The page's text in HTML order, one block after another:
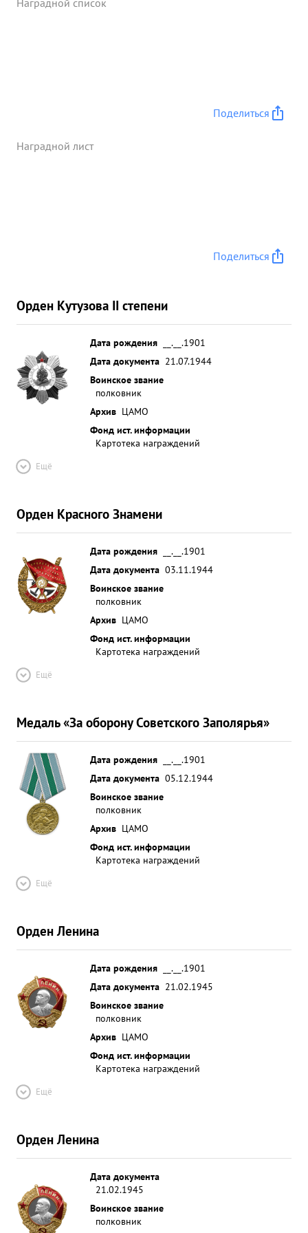
быстрейнее выполнение поставленных задач.
Наградной список
Поделиться
Наградной лист
Поделиться
Орден Кутузова II степени
Дата рождения
__.__.1901
Дата документа 21.07.1944
Воинское звание
полковник
Архив ЦАМО
Фонд ист. информации
Картотека награждений
Ещё
Орден Красного Знамени
Дата рождения
__.__.1901
Дата документа 03.11.1944
Воинское звание
полковник
Архив ЦАМО
Фонд ист. информации
Картотека награждений
Ещё
Медаль «За оборону Советского Заполярья»
Дата рождения
__.__.1901
Дата документа 05.12.1944
Воинское звание
полковник
Архив ЦАМО
Фонд ист. информации
Картотека награждений
Ещё
Орден Ленина
Дата рождения
__.__.1901
Дата документа 21.02.1945
Воинское звание
полковник
Архив ЦАМО
Фонд ист. информации
Картотека награждений
Ещё
Орден Ленина
Дата документа
21.02.1945
Воинское звание
полковник